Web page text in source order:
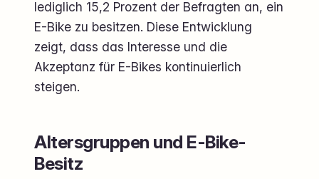
lediglich 15,2 Prozent der Befragten an, ein
E-Bike zu besitzen. Diese Entwicklung
zeigt, dass das Interesse und die
Akzeptanz für E-Bikes kontinuierlich
steigen.
Altersgruppen und E-Bike-
Besitz